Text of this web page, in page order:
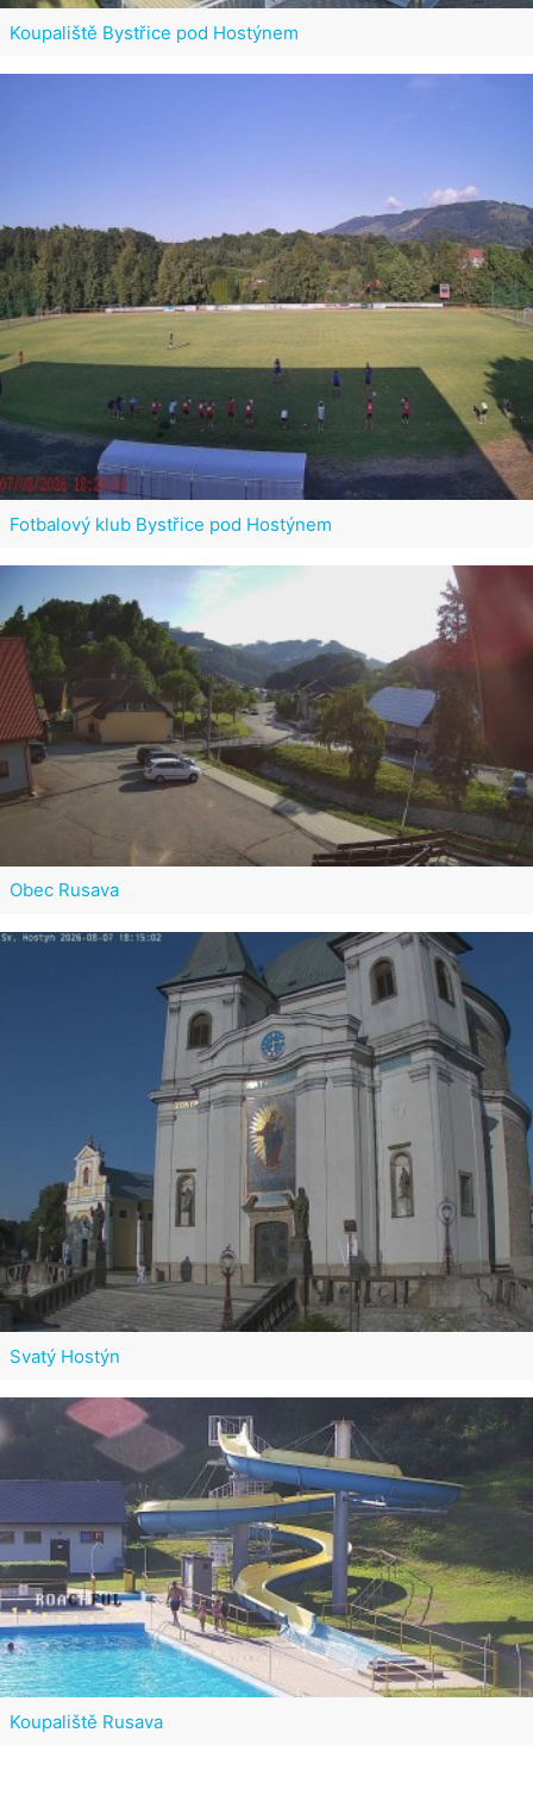
Koupaliště Bystřice pod Hostýnem
Fotbalový klub Bystřice pod Hostýnem
Obec Rusava
Svatý Hostýn
Koupaliště Rusava